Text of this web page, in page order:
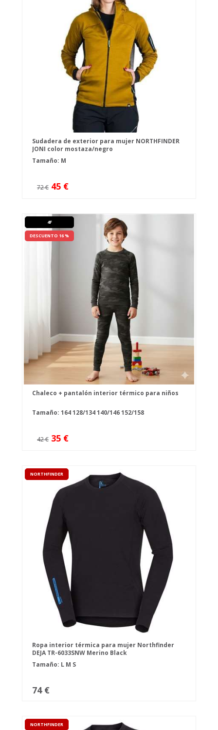
Sudadera de exterior para mujer NORTHFINDER
JONI color mostaza/negro
Tamaño: M
72 € 45 €
4F
DESCUENTO 16 %
Chaleco + pantalón interior térmico para niños
Tamaño: 164128/134140/146152/158
42 € 35 €
NORTHFINDER
Ropa interior térmica para mujer Northfinder
DEJA TR-6033SNW Merino Black
Tamaño: L M S
74 €
NORTHFINDER